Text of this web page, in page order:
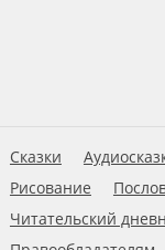
Сказки
Рисование
Читательский